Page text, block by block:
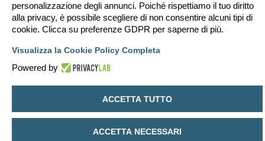
personalizzazione degli annunci. Poiché rispettiamo il tuo diritto
alla privacy, è possibile scegliere di non consentire alcuni tipi di
cookie. Clicca su preferenze GDPR per saperne di più.
Visualizza la Cookie Policy Completa
Powered by
ACCETTA TUTTO
ACCETTA NECESSARI